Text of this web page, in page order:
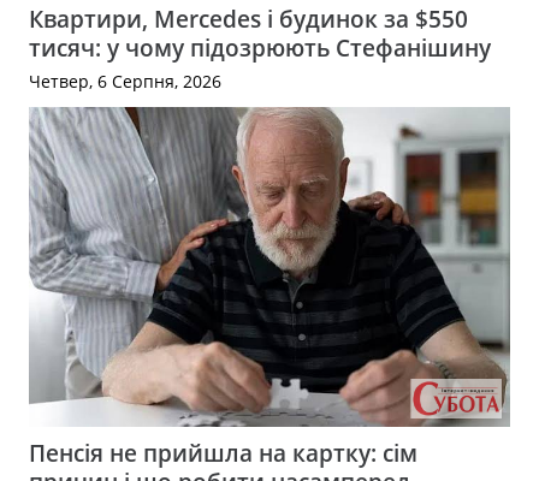
Квартири, Mercedes і будинок за $550
тисяч: у чому підозрюють Стефанішину
Четвер, 6 Серпня, 2026
Пенсія не прийшла на картку: сім